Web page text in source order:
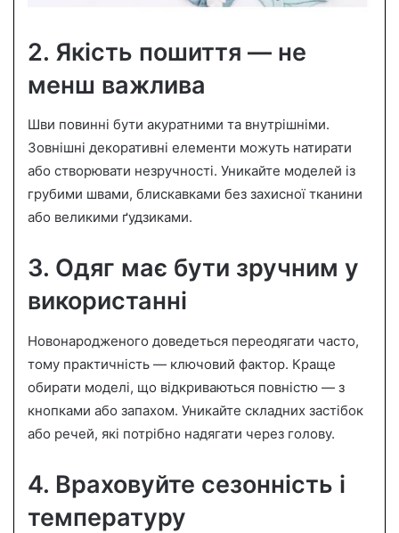
2. Якість пошиття — не
менш важлива
Шви повинні бути акуратними та внутрішніми.
Зовнішні декоративні елементи можуть натирати
або створювати незручності. Уникайте моделей із
грубими швами, блискавками без захисної тканини
або великими ґудзиками.
3. Одяг має бути зручним у
використанні
Новонародженого доведеться переодягати часто,
тому практичність — ключовий фактор. Краще
обирати моделі, що відкриваються повністю — з
кнопками або запахом. Уникайте складних застібок
або речей, які потрібно надягати через голову.
4. Враховуйте сезонність і
температуру